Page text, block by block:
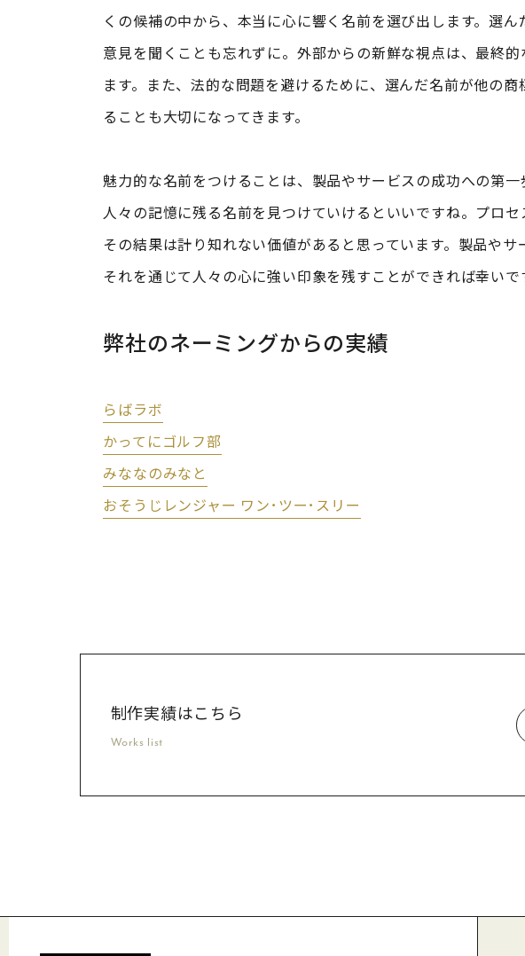
くの候補の中から、本当に心に響く名前を選び出します。選
意見を聞くことも忘れずに。外部からの新鮮な視点は、最終
ます。また、法的な問題を避けるために、選んだ名前が他の
ることも大切になってきます。
魅力的な名前をつけることは、製品やサービスの成功への第一
人々の記憶に残る名前を見つけていけるといいですね。プロセ
その結果は計り知れない価値があると思っています。製品やサ
それを通じて人々の心に強い印象を残すことができれば幸いで
弊社のネーミングからの実績
らばラボ
かってにゴルフ部
みななのみなと
おそうじレンジャー ワン･ツー･スリー
制作実績はこちら
Works list